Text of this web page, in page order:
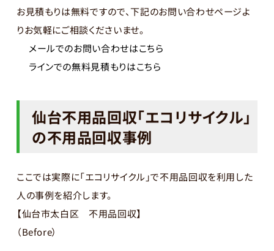
お見積もりは無料ですので、下記のお問い合わせページよ
りお気軽にご相談くださいませ。
メールでのお問い合わせはこちら
ラインでの無料見積もりはこちら
仙台不用品回収「エコリサイクル」
の不用品回収事例
ここでは実際に「エコリサイクル」で不用品回収を利用した
人の事例を紹介します。
【仙台市太白区 不用品回収】
（Before）